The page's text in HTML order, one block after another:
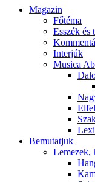
Magazin
Főtéma
Esszék és
Interjúk
Musica
Bemutatjuk
Lemezek,